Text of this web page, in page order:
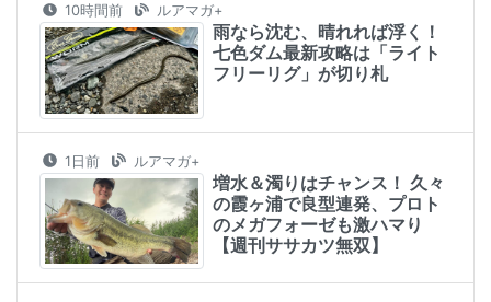
10時間前 ルアマガ+
雨なら沈む、晴れれば浮く！
七色ダム最新攻略は「ライト
フリーリグ」が切り札
1日前 ルアマガ+
増水＆濁りはチャンス！ 久々
の霞ヶ浦で良型連発、プロト
のメガフォーゼも激ハマり
【週刊ササカツ無双】